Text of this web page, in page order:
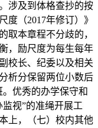
涉及到体格查抄的按
度（2017年修订）》
取本章程不分歧的，
，励尺度为每生每年
校长、纪委以及相关
析分保留两位小数后
优秀的办学保守和
视”的准绳开展工
上，（七）校内其他